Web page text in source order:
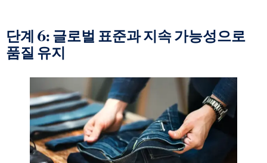
단계 6: 글로벌 표준과 지속 가능성으로
품질 유지